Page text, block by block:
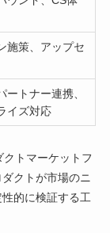
施策、アップセ
ートナー連携、
イズ対応
トマーケットフ
クトが市場のニ
的に検証する工